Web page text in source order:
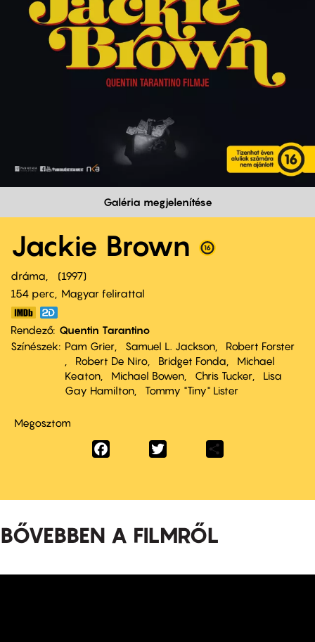
Galéria megjelenítése
Jackie Brown
dráma
1997
154 perc,
Magyar felirattal
Rendező Quentin Tarantino
Színészek
Pam Grier Samuel L. Jackson
Robert Forster
Robert De Niro
Bridget Fonda
Michael
Keaton
Michael Bowen Chris Tucker
Lisa
Gay Hamilton
Tommy "Tiny" Lister
Megosztom
Facebook
BŐVEBBEN A FILMRŐL